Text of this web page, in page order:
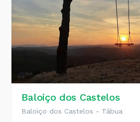
Baloiço dos Castelos
Baloiço dos Castelos - Tábua